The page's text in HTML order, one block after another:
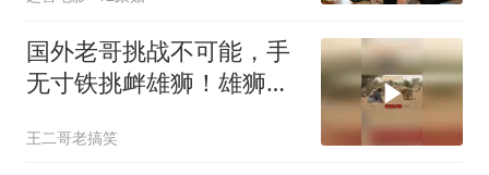
国外老哥挑战不可能，手
无寸铁挑衅雄狮！雄狮居
王二哥老搞笑